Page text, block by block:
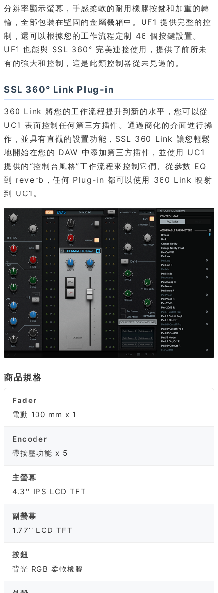
分辨率顯示螢幕，手感柔軟的耐用橡膠按鍵和加重的轉
輪，全部包裝在堅固的金屬機箱中。UF1 提供完整的控
制，還可以根據您的工作流程定制 46 個按鍵設置。
UF1 也能與 SSL 360° 完美連接使用，提供了前所未
有的強大和控制，這是此類控制器從未見過的。
SSL 360° Link Plug-in
360 Link 將您的工作流程提升到新的水平，您可以從
UC1 表面控制任何第三方插件。通過簡化的介面進行操
作，並具有直觀的設置功能，SSL 360 Link 讓您輕鬆
地開始在您的 DAW 中添加第三方插件，並使用 UC1
提供的“控制台風格”工作流程來控制它們。從參數 EQ
到 reverb，任何 Plug-in 都可以使用 360 Link 映射
到 UC1。
商品規格
Fader
電動 100 mm x 1
Encoder
帶按壓功能 x 5
主螢幕
4.3'' IPS LCD TFT
副螢幕
1.77'' LCD TFT
按鈕
背光 RGB 柔軟橡膠